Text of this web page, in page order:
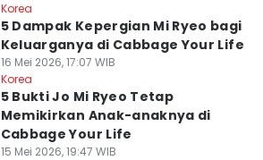
Korea
5 Dampak Kepergian Mi Ryeo bagi
Keluarganya di Cabbage Your Life
16 Mei 2026, 17:07 WIB
Korea
5 Bukti Jo Mi Ryeo Tetap
Memikirkan Anak-anaknya di
Cabbage Your Life
15 Mei 2026, 19:47 WIB